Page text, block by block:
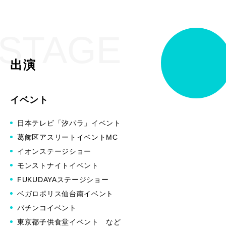
出演
イベント
日本テレビ「汐パラ」イベント
葛飾区アスリートイベントMC
イオンステージショー
モンストナイトイベント
FUKUDAYAステージショー
ベガロポリス仙台南イベント
パチンコイベント
東京都子供食堂イベント など